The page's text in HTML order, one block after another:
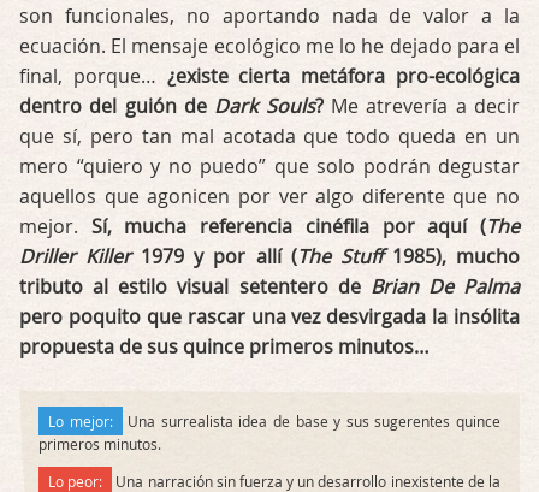
son funcionales, no aportando nada de valor a la
ecuación. El mensaje ecológico me lo he dejado para el
final, porque… ¿existe cierta metáfora pro-ecológica
dentro del guión de Dark Souls?Me atrevería a decir
que sí, pero tan mal acotada que todo queda en un
mero “quiero y no puedo” que solo podrán degustar
aquellos que agonicen por ver algo diferente que no
mejor. Sí, mucha referencia cinéfila por aquí (The
Driller Killer1979 y por allí (The Stuff1985), mucho
tributo al estilo visual setentero de Brian De Palma
pero poquito que rascar una vez desvirgada la insólita
propuesta de sus quince primeros minutos…
Lo mejor:
Una surrealista idea de base y sus sugerentes quince
primeros minutos.
Lo peor:
Una narración sin fuerza y un desarrollo inexistente de la